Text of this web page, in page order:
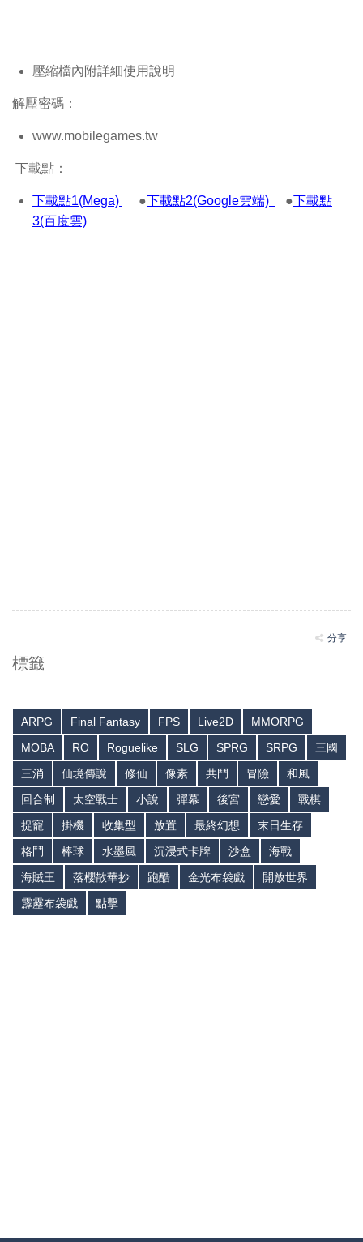
壓縮檔內附詳細使用說明
解壓密碼：
www.mobilegames.tw
下載點：
下載點1(Mega) ●下載點2(Google雲端) ●下載點
3(百度雲)
分享
標籤
ARPG Final Fantasy FPS Live2D
MMORPG
MOBA
RO Roguelike SLG SPRG SRPG
三國
三消
仙境傳說 修仙 像素 共鬥 冒險
和風
回合制
太空戰士 小說 彈幕 後宮 戀愛
戰棋
捉寵
掛機 收集型 放置 最終幻想
末日生存
格鬥
棒球 水墨風 沉浸式卡牌 沙盒
海戰
海賊王
落櫻散華抄 跑酷 金光布袋戲
開放世界
霹靂布袋戲
點擊